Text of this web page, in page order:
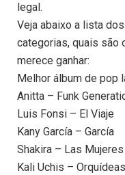
legal.
Veja abaixo a lista
categorias, quais são
merece ganhar:
Melhor álbum de pop
Anitta – Funk
Luis Fonsi – El Viaje
Kany García – García
Shakira – Las Mujeres
Kali Uchis – Orquídeas